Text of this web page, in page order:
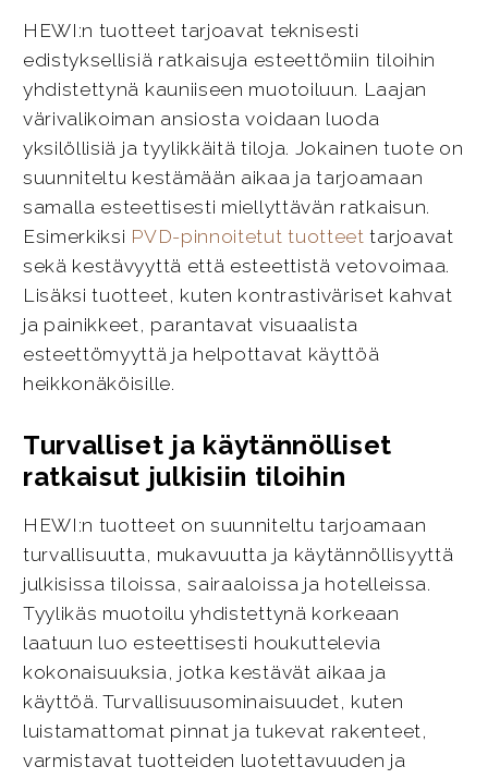
HEWI:n tuotteet tarjoavat teknisesti
edistyksellisiä ratkaisuja esteettömiin tiloihin
yhdistettynä kauniiseen muotoiluun. Laajan
värivalikoiman ansiosta voidaan luoda
yksilöllisiä ja tyylikkäitä tiloja. Jokainen tuote on
suunniteltu kestämään aikaa ja tarjoamaan
samalla esteettisesti miellyttävän ratkaisun.
Esimerkiksi PVD-pinnoitetut tuotteet tarjoavat
sekä kestävyyttä että esteettistä vetovoimaa.
Lisäksi tuotteet, kuten kontrastiväriset kahvat
ja painikkeet, parantavat visuaalista
esteettömyyttä ja helpottavat käyttöä
heikkonäköisille.
Turvalliset ja käytännölliset
ratkaisut julkisiin tiloihin
HEWI:n tuotteet on suunniteltu tarjoamaan
turvallisuutta, mukavuutta ja käytännöllisyyttä
julkisissa tiloissa, sairaaloissa ja hotelleissa.
Tyylikäs muotoilu yhdistettynä korkeaan
laatuun luo esteettisesti houkuttelevia
kokonaisuuksia, jotka kestävät aikaa ja
käyttöä. Turvallisuusominaisuudet, kuten
luistamattomat pinnat ja tukevat rakenteet,
varmistavat tuotteiden luotettavuuden ja